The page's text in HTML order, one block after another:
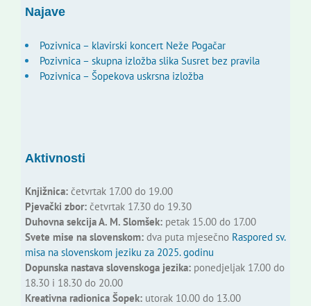
Najave
Pozivnica – klavirski koncert Neže Pogačar
Pozivnica – skupna izložba slika Susret bez pravila
Pozivnica – Šopekova uskrsna izložba
Aktivnosti
Knjižnica:četvrtak 17.00 do 19.00
Pjevački zbor:četvrtak 17.30 do 19.30
Duhovna sekcija A. M. Slomšek:petak 15.00 do 17.00
Svete mise na slovenskom:dva puta mjesečno Raspored sv.
misa na slovenskom jeziku za 2025. godinu
Dopunska nastava slovenskoga jezika:ponedjeljak 17.00 do
18.30 i 18.30 do 20.00
Kreativna radionica Šopek:utorak 10.00 do 13.00